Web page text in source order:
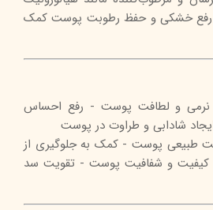
رفع خشکی و حفظ رطوبت پوست کمک
نرمی و لطافت پوست - رفع احساس
شادابی و طراوت در پوست
طبیعی پوست - کمک به جلوگیری از
کیفیت و شفافیت پوست - تقویت سد